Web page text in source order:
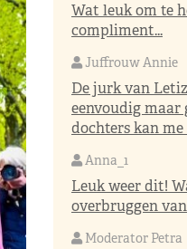
Wat leuk om te
compliment...
Juffrouw Annie
De jurk van
eenvoudig maar
dochters kan me
Anna_1
Leuk weer dit!
overbruggen
Moderator Petra